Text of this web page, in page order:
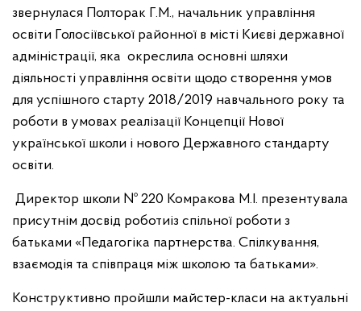
звернулася Полторак Г.М., начальник управління
освіти Голосіївської районної в місті Києві державної
адміністрації, яка окреслила основні шляхи
діяльності управління освіти щодо створення умов
для успішного старту 2018/2019 навчального року та
роботи в умовах реалізації Концепції Нової
української школи і нового Державного стандарту
освіти.
Директор школи № 220 Комракова М.І. презентувала
присутнім досвід роботиіз спільної роботи з
батьками «Педагогіка партнерства. Спілкування,
взаємодія та співпраця між школою та батьками».
Конструктивно пройшли майстер-класи на актуальні